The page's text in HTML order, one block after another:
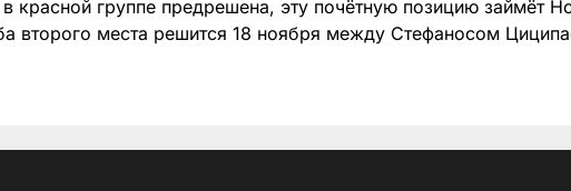
красной группе предрешена, эту почётную позицию займёт
второго места решится 18 ноября между Стефаносом